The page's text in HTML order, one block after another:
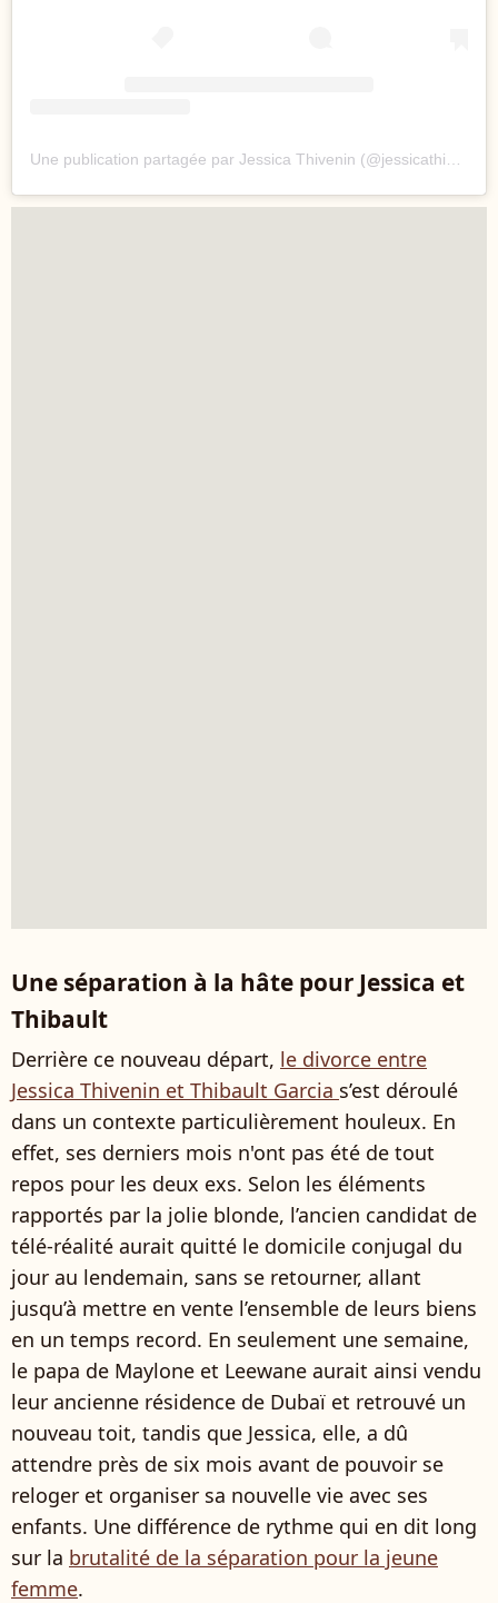
Une séparation à la hâte pour Jessica et
Thibault
Derrière ce nouveau départ, le divorce entre
Jessica Thivenin et Thibault Garcia s’est déroulé
dans un contexte particulièrement houleux. En
effet, ses derniers mois n'ont pas été de tout
repos pour les deux exs. Selon les éléments
rapportés par la jolie blonde, l’ancien candidat de
télé-réalité aurait quitté le domicile conjugal du
jour au lendemain, sans se retourner, allant
jusqu’à mettre en vente l’ensemble de leurs biens
en un temps record. En seulement une semaine,
le papa de Maylone et Leewane aurait ainsi vendu
leur ancienne résidence de Dubaï et retrouvé un
nouveau toit, tandis que Jessica, elle, a dû
attendre près de six mois avant de pouvoir se
reloger et organiser sa nouvelle vie avec ses
enfants. Une différence de rythme qui en dit long
sur la brutalité de la séparation pour la jeune
femme.